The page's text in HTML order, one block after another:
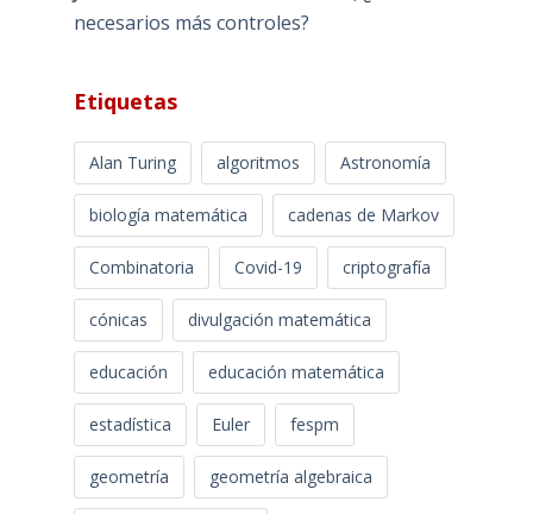
necesarios más controles?
Etiquetas
Alan Turing algoritmos Astronomía
biología matemática cadenas de Markov
Combinatoria Covid-19 criptografía
cónicas divulgación matemática
educación educación matemática
estadística Euler fespm
geometría geometría algebraica